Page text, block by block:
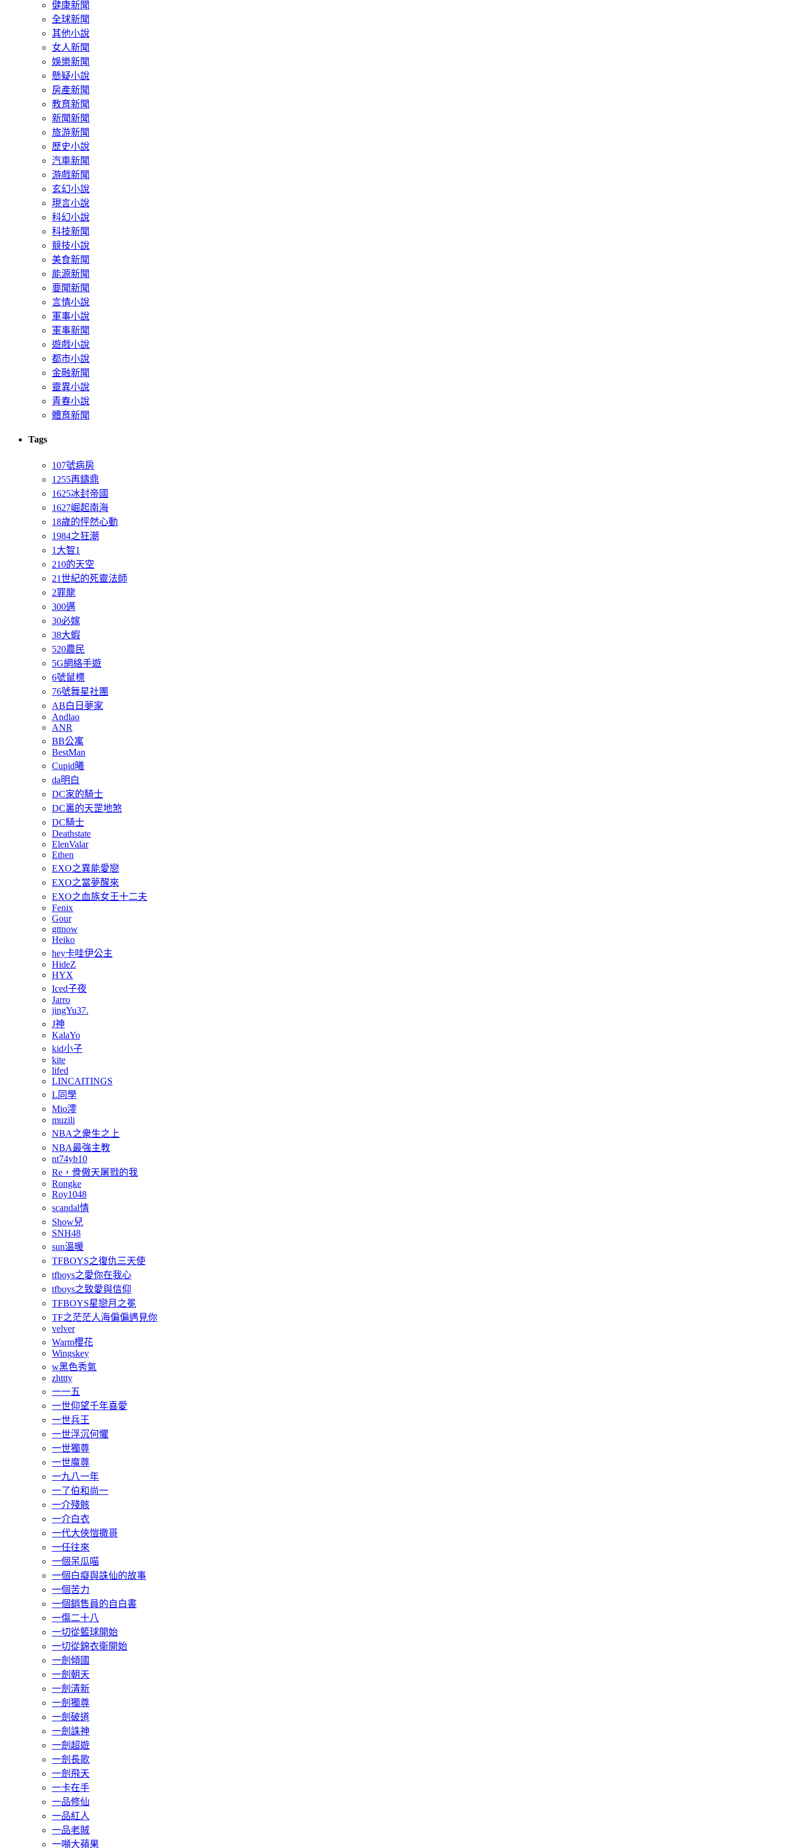
健康新聞
全球新聞
其他小說
女人新聞
娛樂新聞
懸疑小說
房產新聞
教育新聞
新聞新聞
旅游新聞
歷史小說
汽車新聞
游戲新聞
玄幻小說
現言小說
科幻小說
科技新聞
競技小說
美食新聞
能源新聞
要聞新聞
言情小說
軍事小說
軍事新聞
遊戲小說
都市小說
金融新聞
靈異小說
青春小說
體育新聞
Tags
107號病房
1255再鑄鼎
1625冰封帝國
1627崛起南海
18歲的怦然心動
1984之狂潮
1大智1
210的天空
21世紀的死靈法師
2罪龍
300邁
30必嫁
38大蝦
520農民
5G網絡手遊
6號鼠標
76號舞星社團
AB白日夢家
Andlao
ANR
BB公寓
BestMan
Cupid曦
da明白
DC家的騎士
DC裏的天罡地煞
DC騎士
Deathstate
ElenValar
Ethen
EXO之異能愛戀
EXO之當夢醒來
EXO之血族女王十二夫
Fenix
Gour
gttnow
Heiko
hey卡哇伊公主
HideZ
HYX
Iced子夜
Jarro
jingYu37.
J神
KalaYo
kid小子
kite
lifed
LINCAITINGS
L同學
Mio澪
muzili
NBA之衆生之上
NBA最強主教
nt74yb10
Re，骨傲天屠戮的我
Rongke
Roy1048
scandal情
Show兒
SNH48
sun溫暖
TFBOYS之復仇三天使
tfboys之愛你在我心
tfboys之致愛與信仰
TFBOYS星戀月之冕
TF之茫茫人海偏偏遇見你
velver
Warm櫻花
Wingskey
w黑色秀氣
zhttty
一一五
一世仰望千年喜愛
一世兵王
一世浮沉何懼
一世獨尊
一世魔尊
一九八一年
一了伯和尚一
一介殘骸
一介白衣
一代大俠愷撒哥
一任往來
一個呆瓜喵
一個白癡與誅仙的故事
一個苦力
一個銷售員的自白書
一傷二十八
一切從籃球開始
一切從錦衣衛開始
一劍傾國
一劍朝天
一劍清新
一劍獨尊
一劍破道
一劍誅神
一劍超遊
一劍長歌
一劍飛天
一卡在手
一品修仙
一品紅人
一品老賊
一噸大蘋果